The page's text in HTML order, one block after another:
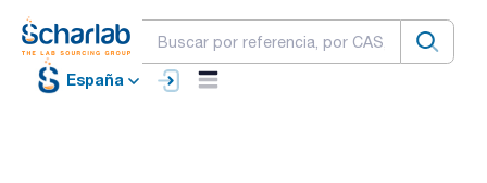
España